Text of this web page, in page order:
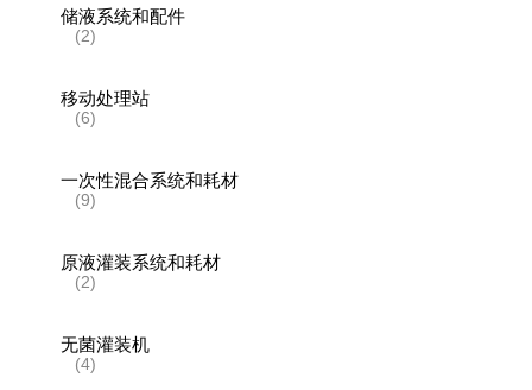
储液系统和配件
(2)
移动处理站
(6)
一次性混合系统和耗材
(9)
原液灌装系统和耗材
(2)
无菌灌装机
(4)